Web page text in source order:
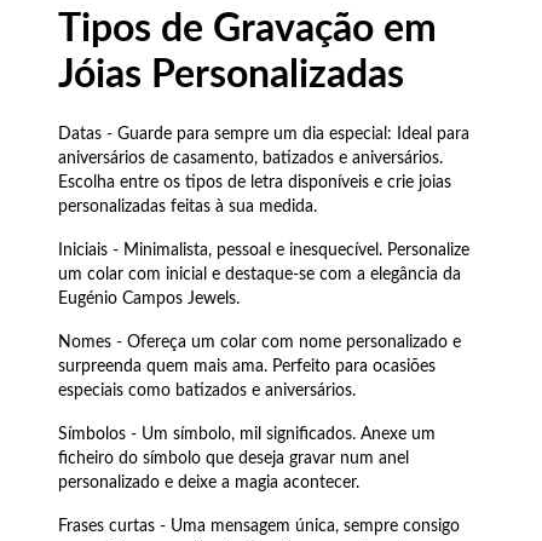
Tipos de Gravação em
Jóias Personalizadas
Datas - Guarde para sempre um dia especial: Ideal para
aniversários de casamento, batizados e aniversários.
Escolha entre os tipos de letra disponíveis e crie joias
personalizadas feitas à sua medida.
Iniciais - Minimalista, pessoal e inesquecível. Personalize
um colar com inicial e destaque-se com a elegância da
Eugénio Campos Jewels.
Nomes - Ofereça um colar com nome personalizado e
surpreenda quem mais ama. Perfeito para ocasiões
especiais como batizados e aniversários.
Símbolos - Um símbolo, mil significados. Anexe um
ficheiro do símbolo que deseja gravar num anel
personalizado e deixe a magia acontecer.
Frases curtas - Uma mensagem única, sempre consigo